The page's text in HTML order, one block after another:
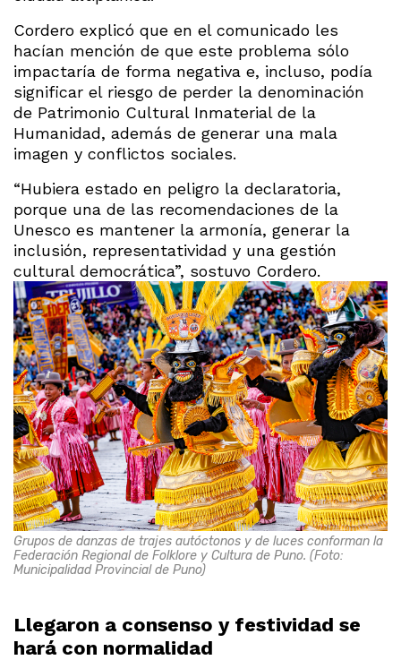
Cordero explicó que en el comunicado les
hacían mención de que este problema sólo
impactaría de forma negativa e, incluso, podía
significar el riesgo de perder la denominación
de Patrimonio Cultural Inmaterial de la
Humanidad, además de generar una mala
imagen y conflictos sociales.
“Hubiera estado en peligro la declaratoria,
porque una de las recomendaciones de la
Unesco es mantener la armonía, generar la
inclusión, representatividad y una gestión
cultural democrática”, sostuvo Cordero.
Grupos de danzas de trajes autóctonos y de luces conforman la
Federación Regional de Folklore y Cultura de Puno. (Foto:
Municipalidad Provincial de Puno)
Llegaron a consenso y festividad se
hará con normalidad